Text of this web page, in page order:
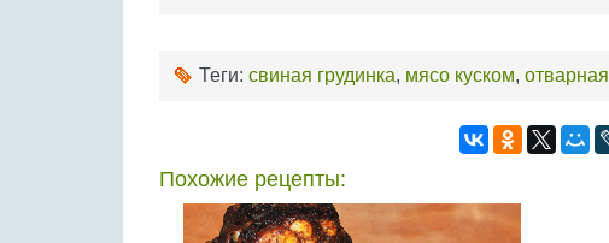
Теги: свиная грудинка, мясо куском,
Похожие рецепты: